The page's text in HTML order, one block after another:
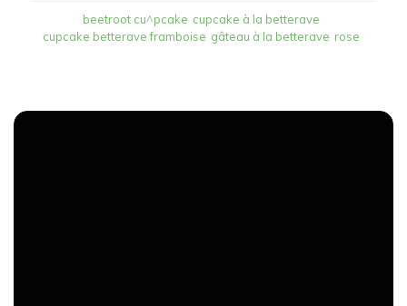
beetroot cu^pcake cupcake à la betterave
cupcake betterave framboise gâteau à la betterave rose